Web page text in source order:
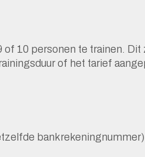
10 personen te trainen. Dit
of het tarief